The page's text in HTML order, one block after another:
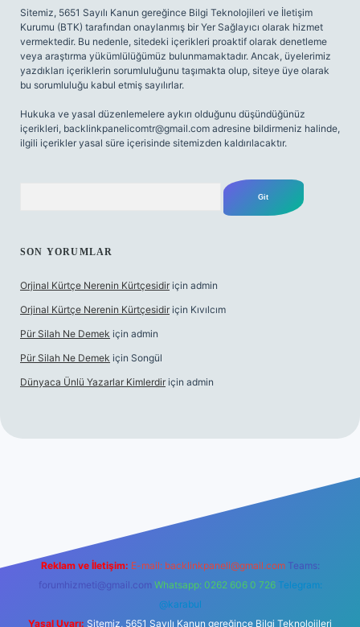
Sitemiz, 5651 Sayılı Kanun gereğince Bilgi Teknolojileri ve İletişim
Kurumu (BTK) tarafından onaylanmış bir Yer Sağlayıcı olarak hizmet
vermektedir. Bu nedenle, sitedeki içerikleri proaktif olarak denetleme
veya araştırma yükümlülüğümüz bulunmamaktadır. Ancak, üyelerimiz
yazdıkları içeriklerin sorumluluğunu taşımakta olup, siteye üye olarak
bu sorumluluğu kabul etmiş sayılırlar.
Hukuka ve yasal düzenlemelere aykırı olduğunu düşündüğünüz
içerikleri, backlinkpanelicomtr@gmail.com adresine bildirmeniz halinde,
ilgili içerikler yasal süre içerisinde sitemizden kaldırılacaktır.
SON YORUMLAR
Orjinal Kürtçe Nerenin Kürtçesidir için admin
Orjinal Kürtçe Nerenin Kürtçesidir için Kıvılcım
Pür Silah Ne Demek için admin
Pür Silah Ne Demek için Songül
Dünyaca Ünlü Yazarlar Kimlerdir için admin
Reklam ve İletişim: E-mail: backlinkpaneli@gmail.com Teams:
forumhizmeti@gmail.com Whatsapp: 0262 606 0 726 Telegram:
@karabul
Yasal Uyarı: Sitemiz, 5651 Sayılı Kanun gereğince Bilgi Teknolojileri